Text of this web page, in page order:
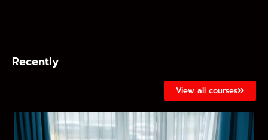
Recently
View all courses